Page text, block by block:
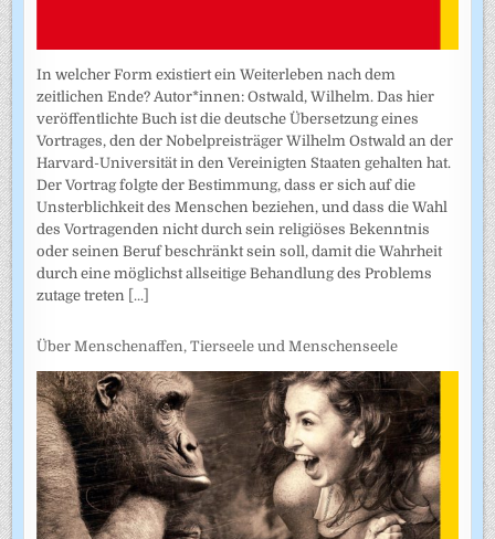
In welcher Form existiert ein Weiterleben nach dem
zeitlichen Ende? Autor*innen: Ostwald, Wilhelm. Das hier
veröffentlichte Buch ist die deutsche Übersetzung eines
Vortrages, den der Nobelpreisträger Wilhelm Ostwald an der
Harvard-Universität in den Vereinigten Staaten gehalten hat.
Der Vortrag folgte der Bestimmung, dass er sich auf die
Unsterblichkeit des Menschen beziehen, und dass die Wahl
des Vortragenden nicht durch sein religiöses Bekenntnis
oder seinen Beruf beschränkt sein soll, damit die Wahrheit
durch eine möglichst allseitige Behandlung des Problems
zutage treten [...]
Über Menschenaffen, Tierseele und Menschenseele